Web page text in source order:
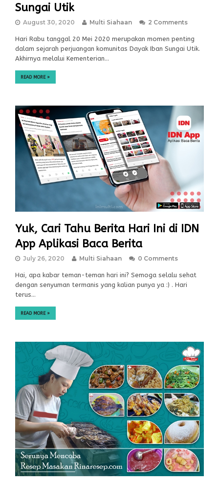
Sungai Utik
August 30, 2020 Multi Siahaan 2 Comments
Hari Rabu tanggal 20 Mei 2020 merupakan momen penting
dalam sejarah perjuangan komunitas Dayak Iban Sungai Utik.
Akhirnya melalui Kementerian…
READ MORE »
Yuk, Cari Tahu Berita Hari Ini di IDN
App Aplikasi Baca Berita
July 26, 2020 Multi Siahaan 0 Comments
Hai, apa kabar teman-teman hari ini? Semoga selalu sehat
dengan senyuman termanis yang kalian punya ya :) . Hari
terus…
READ MORE »